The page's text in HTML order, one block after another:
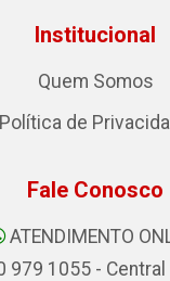
Institucional
Quem Somos
Política de
Fale Conosco
ATENDIMENTO
979 1055 -